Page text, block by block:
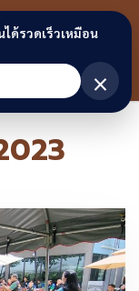
น
ด้รวดเร็วเหมือน
×